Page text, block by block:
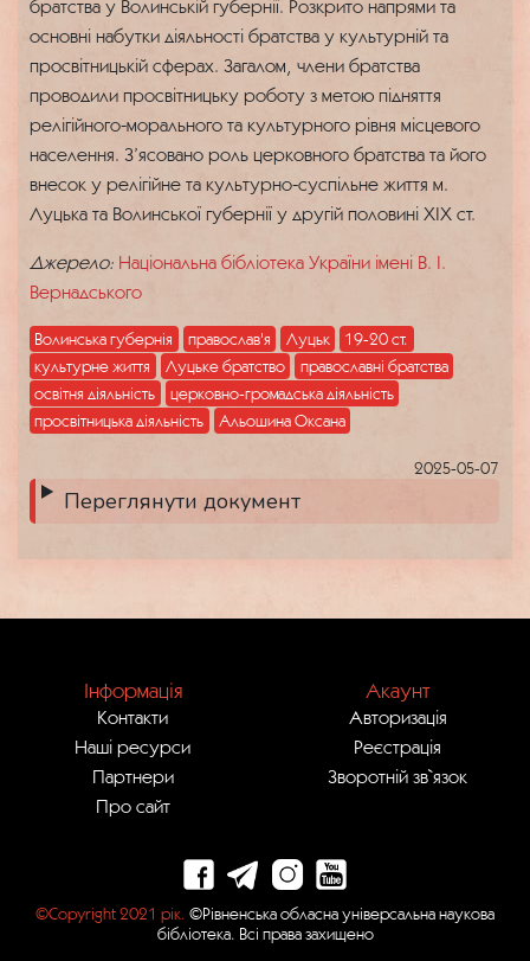
братства у Волинській губернії. Розкрито напрями та
основні набутки діяльності братства у культурній та
просвітницькій сферах. Загалом, члени братства
проводили просвітницьку роботу з метою підняття
релігійного-морального та культурного рівня місцевого
населення. З’ясовано роль церковного братства та його
внесок у релігійне та культурно-суспільне життя м.
Луцька та Волинської губернії у другій половині ХІХ ст.
Джерело: Національна бібліотека України імені В. І.
Вернадського
Волинська губернія православ'я Луцьк
19-20 ст.
культурне життя
Луцьке братство
православні братства
освітня діяльність
церковно-громадська діяльність
просвітницька діяльність
Альошина Оксана
2025-05-07
Переглянути документ
Інформація
Контакти
Наші ресурси
Партнери
Про сайт
Акаунт
Авторизація
Реєстрація
Зворотній зв`язок
©Copyright 2021 рік. ©Рівненська обласна універсальна наукова
бібліотека. Всі права захищено